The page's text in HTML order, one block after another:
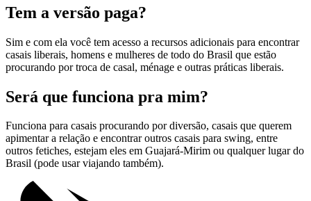
Tem a versão paga?
Sim e com ela você tem acesso a recursos adicionais para encontrar
casais liberais, homens e mulheres de todo do Brasil que estão
procurando por troca de casal, ménage e outras práticas liberais.
Será que funciona pra mim?
Funciona para casais procurando por diversão, casais que querem
apimentar a relação e encontrar outros casais para swing, entre
outros fetiches, estejam eles em Guajará-Mirim ou qualquer lugar do
Brasil (pode usar viajando também).